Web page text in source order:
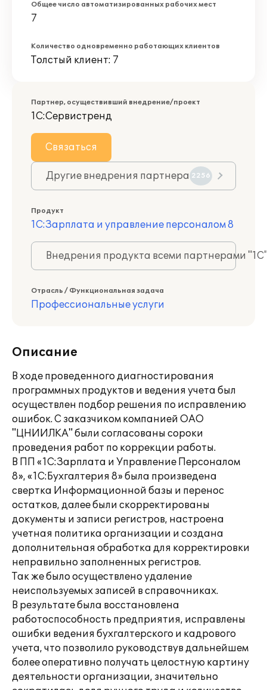
Общее число автоматизированных рабочих мест
7
Количество одновременно работающих клиентов
Толстый клиент: 7
Партнер, осуществивший внедрение/проект
1С:Сервистренд
Связаться
Другие внедрения партнера 2256
Продукт
1С:Зарплата и управление персоналом 8
Внедрения продукта всеми партнерами
Отрасль / Функциональная задача
Профессиональные услуги
Описание
В ходе проведенного диагностирования
программных продуктов и ведения учета был
осуществлен подбор решения по исправлению
ошибок. С заказчиком компанией ОАО
"ЦНИИЛКА" были согласованы сороки
проведения работ по коррекции работы.
В ПП «1С:Зарплата и Управление Персоналом
8», «1C:Бухгалтерия 8» была произведена
свертка Информационной базы и перенос
остатков, далее были скорректированы
документы и записи регистров, настроена
учетная политика организации и создана
дополнительная обработка для корректировки
неправильно заполненных регистров.
Так же было осуществлено удаление
неиспользуемых записей в справочниках.
В результате была восстановлена
работоспособность предприятия, исправлены
ошибки ведения бухгалтерского и кадрового
учета, что позволило руководствув дальнейшем
более оперативно получать целостную картину
деятельности организации, значительно